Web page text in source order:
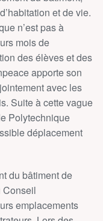
et de vie.
n’est pas à
mois de
des élèves et des
apporte son
avec les
Suite à cette vague
Polytechnique
déplacement
du bâtiment de
Conseil
emplacements